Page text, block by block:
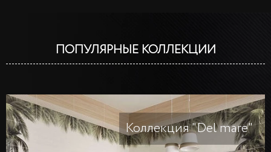
ПОПУЛЯРНЫЕ КОЛЛЕКЦИИ
Коллекция "Del mare"